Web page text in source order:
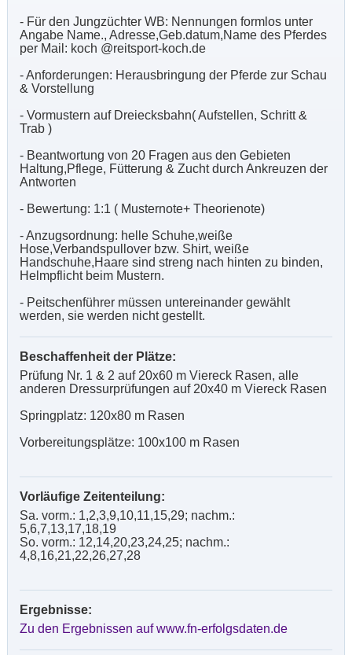
- Für den Jungzüchter WB: Nennungen formlos unter
Angabe Name., Adresse,Geb.datum,Name des Pferdes
per Mail: koch @reitsport-koch.de
- Anforderungen: Herausbringung der Pferde zur Schau
& Vorstellung
- Vormustern auf Dreiecksbahn( Aufstellen, Schritt &
Trab )
- Beantwortung von 20 Fragen aus den Gebieten
Haltung,Pflege, Fütterung & Zucht durch Ankreuzen der
Antworten
- Bewertung: 1:1 ( Musternote+ Theorienote)
- Anzugsordnung: helle Schuhe,weiße
Hose,Verbandspullover bzw. Shirt, weiße
Handschuhe,Haare sind streng nach hinten zu binden,
Helmpflicht beim Mustern.
- Peitschenführer müssen untereinander gewählt
werden, sie werden nicht gestellt.
Beschaffenheit der Plätze:
Prüfung Nr. 1 & 2 auf 20x60 m Viereck Rasen, alle
anderen Dressurprüfungen auf 20x40 m Viereck Rasen
Springplatz: 120x80 m Rasen
Vorbereitungsplätze: 100x100 m Rasen
Vorläufige Zeitenteilung:
Sa. vorm.: 1,2,3,9,10,11,15,29; nachm.:
5,6,7,13,17,18,19
So. vorm.: 12,14,20,23,24,25; nachm.:
4,8,16,21,22,26,27,28
Ergebnisse:
Zu den Ergebnissen auf www.fn-erfolgsdaten.de